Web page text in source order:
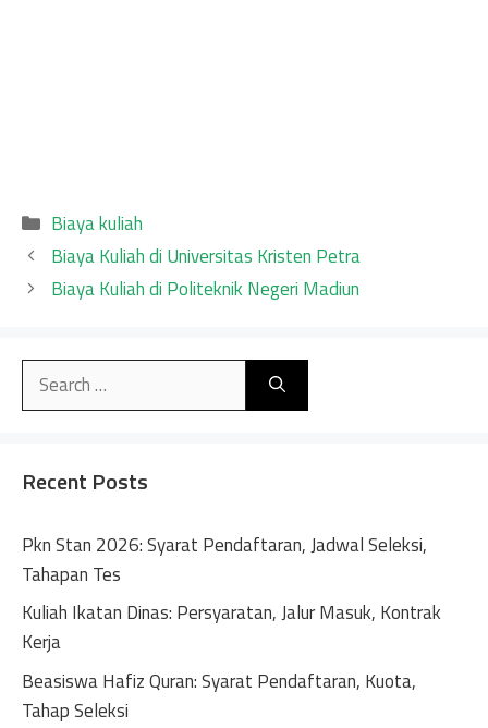
Categories
Biaya kuliah
Biaya Kuliah di Universitas Kristen Petra
Biaya Kuliah di Politeknik Negeri Madiun
Search
Recent Posts
Pkn Stan 2026: Syarat Pendaftaran, Jadwal Seleksi,
Tahapan Tes
Kuliah Ikatan Dinas: Persyaratan, Jalur Masuk, Kontrak
Kerja
Beasiswa Hafiz Quran: Syarat Pendaftaran, Kuota,
Tahap Seleksi